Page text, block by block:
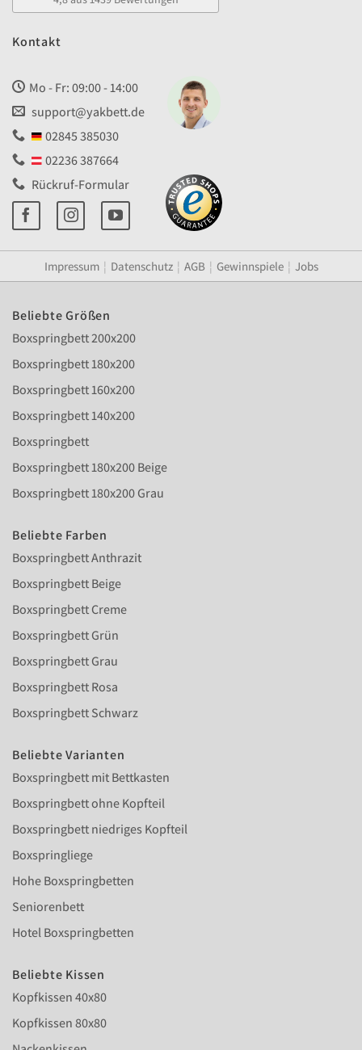
Kontakt
Mo - Fr: 09:00 - 14:00
support@yakbett.de
02845 385030
02236 387664
Rückruf-Formular
Impressum ¦ Datenschutz ¦ AGB ¦ Gewinnspiele ¦ Jobs
Beliebte Größen
Boxspringbett 200x200
Boxspringbett 180x200
Boxspringbett 160x200
Boxspringbett 140x200
Boxspringbett
Boxspringbett 180x200 Beige
Boxspringbett 180x200 Grau
Beliebte Farben
Boxspringbett Anthrazit
Boxspringbett Beige
Boxspringbett Creme
Boxspringbett Grün
Boxspringbett Grau
Boxspringbett Rosa
Boxspringbett Schwarz
Beliebte Varianten
Boxspringbett mit Bettkasten
Boxspringbett ohne Kopfteil
Boxspringbett niedriges Kopfteil
Boxspringliege
Hohe Boxspringbetten
Seniorenbett
Hotel Boxspringbetten
Beliebte Kissen
Kopfkissen 40x80
Kopfkissen 80x80